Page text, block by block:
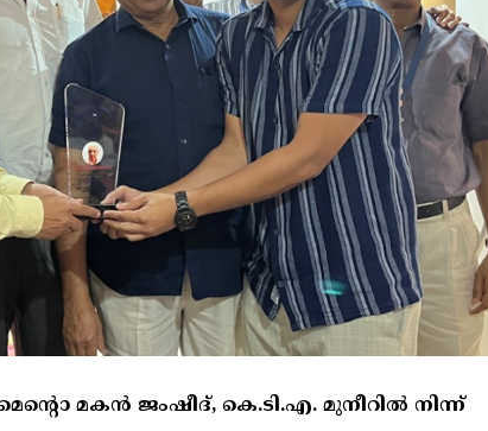
മകൻ ജംഷീദ്‌, കെ.ടി.എ. മുനീറിൽ നിന്ന്